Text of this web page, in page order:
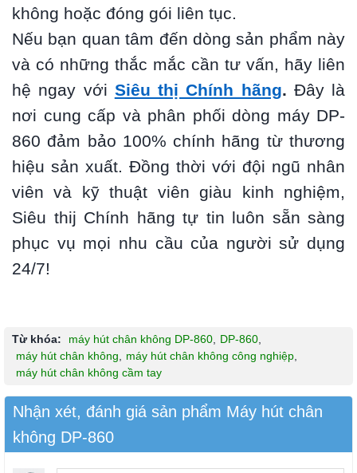
không hoặc đóng gói liên tục.
Nếu bạn quan tâm đến dòng sản phẩm này
và có những thắc mắc cần tư vấn, hãy liên
hệ ngay với Siêu thị Chính hãng. Đây là
nơi cung cấp và phân phối dòng máy DP-
860 đảm bảo 100% chính hãng từ thương
hiệu sản xuất. Đồng thời với đội ngũ nhân
viên và kỹ thuật viên giàu kinh nghiệm,
Siêu thij Chính hãng tự tin luôn sẵn sàng
phục vụ mọi nhu cầu của người sử dụng
24/7!
Từ khóa: máy hút chân không DP-860 DP-860
máy hút chân không
máy hút chân không công nghiệp
máy hút chân không cầm tay
Nhận xét, đánh giá sản phẩm Máy hút chân
không DP-860